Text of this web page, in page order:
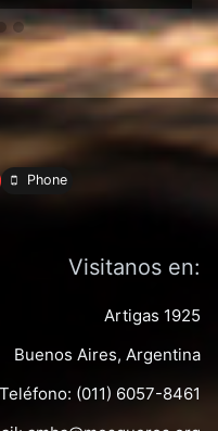
Phone
Visitanos en:
Artigas 1925
Buenos Aires, Argentina
Teléfono: (011) 6057-8461